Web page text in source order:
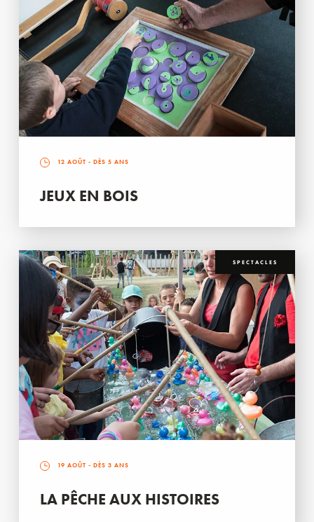
12 AOÛT - DÈS 5 ANS
JEUX EN BOIS
SPECTACLES
19 AOÛT - DÈS 3 ANS
LA PÊCHE AUX HISTOIRES